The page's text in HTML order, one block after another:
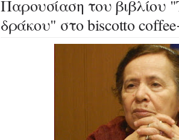
Παρουσίαση του βιβλίου
δράκου" στο biscotto